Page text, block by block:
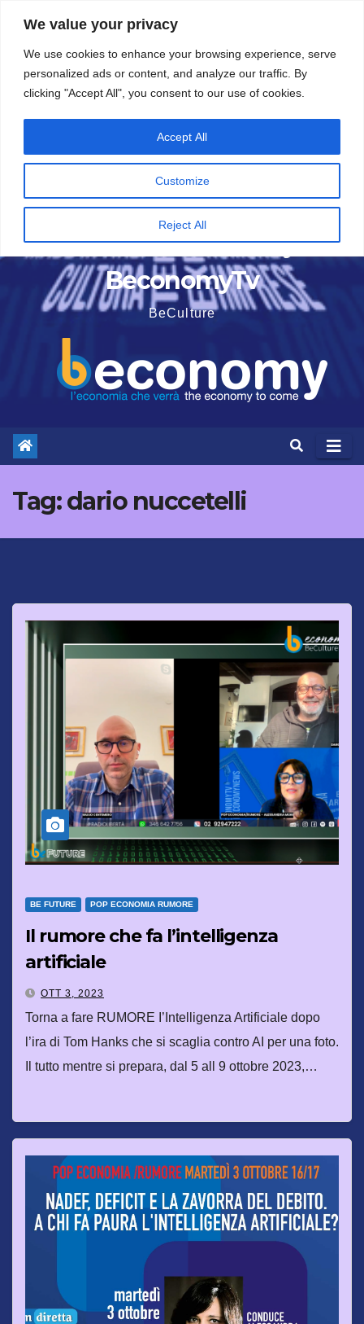
We value your privacy
We use cookies to enhance your browsing experience, serve
personalized ads or content, and analyze our traffic. By
clicking "Accept All", you consent to our use of cookies.
Customize
Reject All
Accept All
contenuto
5 Agosto 2026
BeconomyTv
BeCulture
Tag:dario nuccetelli
BE FUTURE POP ECONOMIA RUMORE
Il rumore che fa l’intelligenza
artificiale
OTT 3, 2023
Torna a fare RUMORE I’Intelligenza Artificiale dopo
l’ira di Tom Hanks che si scaglia contro AI per una foto.
Il tutto mentre si prepara, dal 5 all 9 ottobre 2023,…